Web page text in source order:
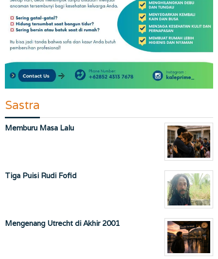
Sastra
Memburu Masa Lalu
Tiga Puisi Rudi Fofid
Mengenang Utrecht di Akhir 2001